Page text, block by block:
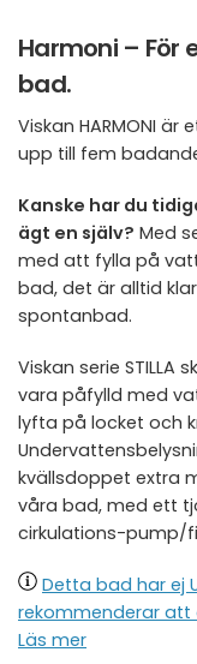
Harmoni – För
bad.
Viskan HARMONI
upp till fem
Kanske har du
ägt en själv? Med
med att fylla på
bad, det är alltid
spontanbad.
Viskan serie
vara påfylld med
lyfta på locket och
kvällsdoppet extra
våra bad, med ett
cirkulations-pump/
Detta bad har ej
rekommenderar
Läs mer